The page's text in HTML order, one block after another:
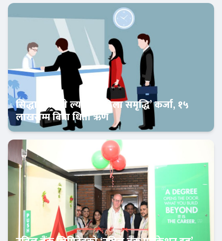
सिद्धार्थ बैंकले ल्यायो ‘महिला समृद्धि’ कर्जा, १५
लाखसम्म बिना धितो ऋण